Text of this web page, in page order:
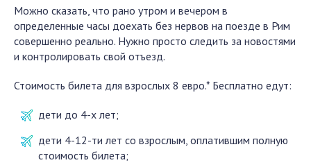
Можно сказать, что рано утром и вечером в
определенные часы доехать без нервов на поезде в Рим
совершенно реально. Нужно просто следить за новостями
и контролировать свой отъезд.
Стоимость билета для взрослых 8 евро.* Бесплатно едут:
дети до 4-х лет;
дети 4-12-ти лет со взрослым, оплатившим полную
стоимость билета;